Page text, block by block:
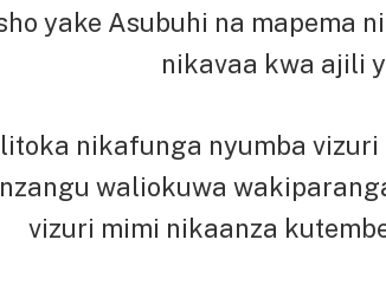
yake Asubuhi na mapema
nikavaa kwa ajili
nikafunga nyumba
waliokuwa
vizuri mimi nikaanza